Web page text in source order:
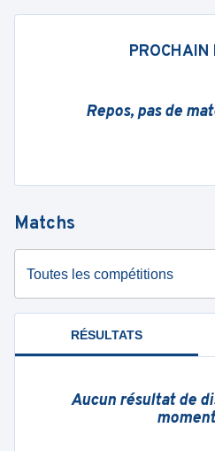
PROCHAIN
Repos, pas de
Matchs
Toutes les compétitions
RÉSULTATS
Aucun résultat de